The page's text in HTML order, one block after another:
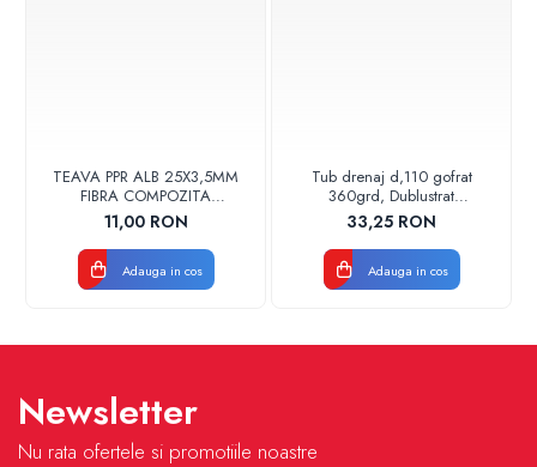
TEAVA PPR ALB 25X3,5MM
FIBRA COMPOZITA
10033025004
VALDUOTHERM VALROM
11,00 RON
Adauga in cos
Tub drenaj d,110 gofrat
360grd, Dublustrat
verde/negru 110152 Drainkit
33,25 RON
Adauga in cos
Newsletter
Nu rata ofertele si promotiile noastre